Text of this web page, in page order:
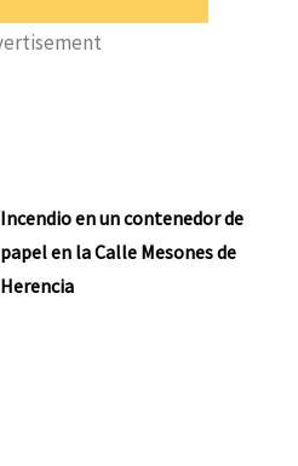
Incendio en un contenedor de
papel en la Calle Mesones de
Herencia